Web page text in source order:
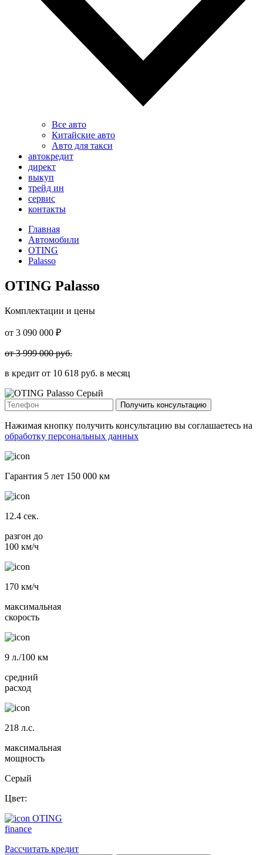
Все авто
Китайские авто
Авто для такси
автокредит
директ
выкуп
трейд ин
сервис
контакты
Главная
Автомобили
OTING
Palasso
OTING Palasso
Комплектации и цены
от 3 090 000 ₽
от3 999 000руб.
в кредит от 10 618 руб. в месяц
Получить консультацию
Нажимая кнопку получить консультацию вы соглашаетесь на
обработку персональных данных
Гарантия 5 лет 150 000 км
12.4 сек.
разгон до
100 км/ч
170 км/ч
максимальная
скорость
9 л./100 км
средний
расход
218 л.с.
максимальная
мощность
Серый
Цвет:
OTING
finance
Рассчитать кредит